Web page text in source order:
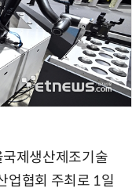
제생산제조기술
업협회 주최로 1일